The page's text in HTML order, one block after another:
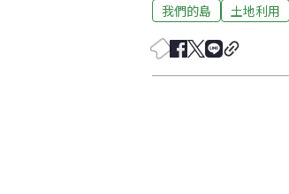
我們的島
土地利用